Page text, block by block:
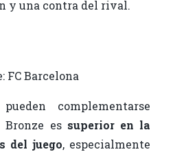
y una contra del rival.
FC Barcelona
complementarse
Bronze es superior en la
del juego, especialmente